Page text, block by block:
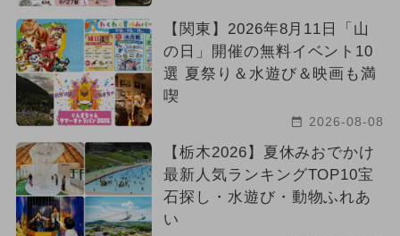
【関東】2026年8月11日「山
の日」開催の無料イベント10
選 夏祭り＆水遊び＆映画も満
喫
2026-08-08
【栃木2026】夏休みおでかけ
最新人気ランキングTOP10宝
石探し・水遊び・動物ふれあ
い